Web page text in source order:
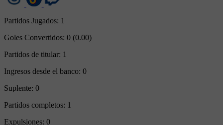
Partidos Jugados: 1
Goles Convertidos: 0 (0.00)
Partidos de titular: 1
Ingresos desde el banco: 0
Suplente: 0
Partidos completos: 1
Expulsiones: 0